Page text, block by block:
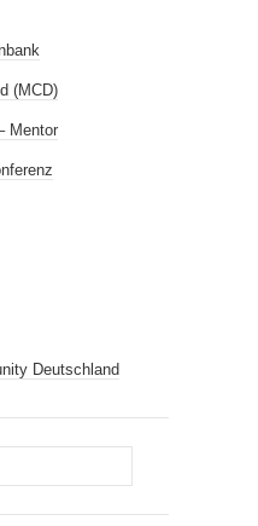
(MCD)
Mentor
Deutschland